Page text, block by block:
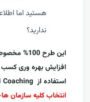
هستید اما
ندارید؟
این طرح
افزایش بهره وری کسب
استفاده از
انتخاب کلیه سازمان